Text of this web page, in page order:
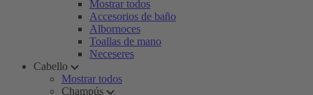
Mostrar todos
Accesorios de baño
Albornoces
Toallas de mano
Neceseres
Cabello
Mostrar todos
Champús